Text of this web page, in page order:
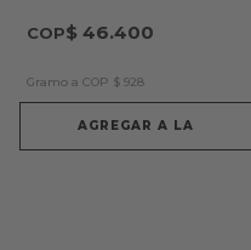
$ 46.400
Gramo a COP $ 928
AGREGAR A LA